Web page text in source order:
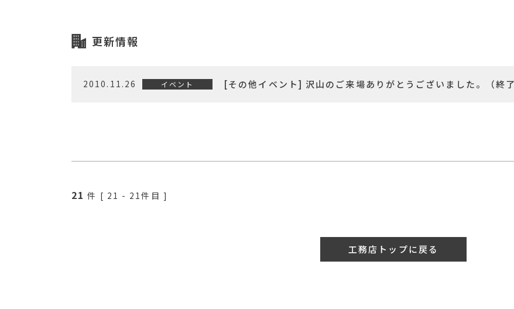
更新情報
2010.11.26 イベント [その他イベント] 沢山のご来場ありがとうございました。（終了
21 件 [ 21 - 21件目 ]
工務店トップに戻る